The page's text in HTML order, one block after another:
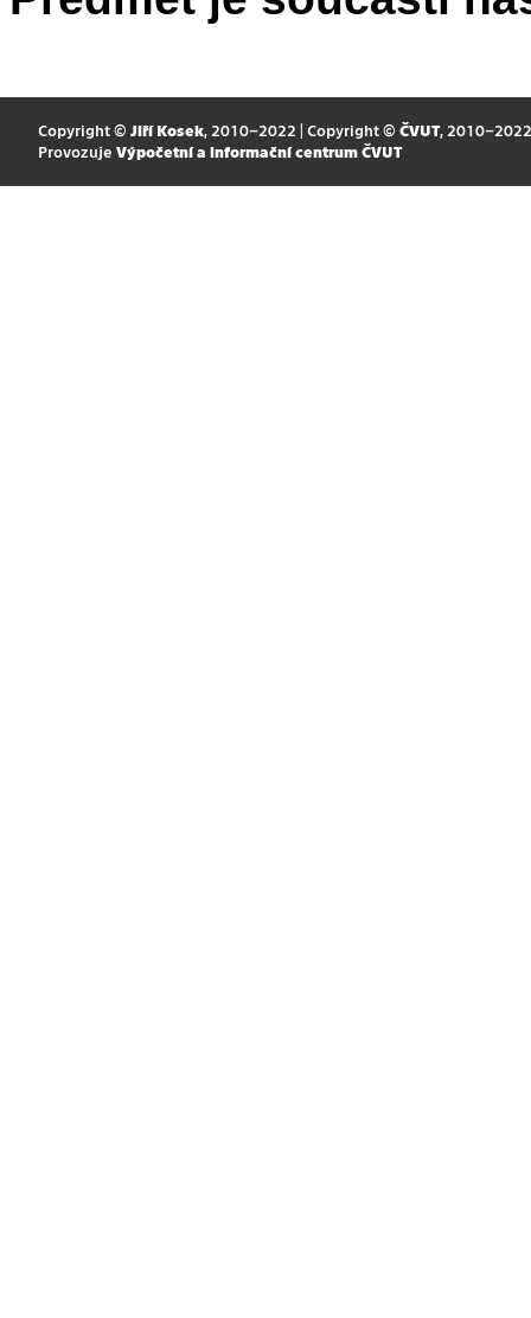
Copyright © Jiří Kosek, 2010–2022 | Copyright © ČVUT, 2010–2022
Provozuje Výpočetní a informační centrum ČVUT